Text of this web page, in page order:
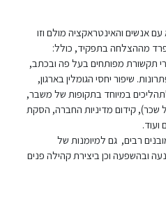
אנשים והאינטראקציה מולם וזו
מההצלחה בתפקיד, כולל:
תקשורת מפותחים בעל פה ובכתב,
שיפור יחסי הגומלין בארגון,
במיוחד בתקופות של משבר,
שכר), קידום מדיניות החברה, הסקת
רבים, גם למיומנות של
ובהשפעה וכן ביצירת קהילה פנים